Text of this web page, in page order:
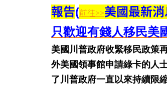
報告(前往>>美國最新消
只歡迎有錢人移民美
美國川普政府收緊移民政策
外美國領事館申請綠卡的人
了川普政府一直以來持續限